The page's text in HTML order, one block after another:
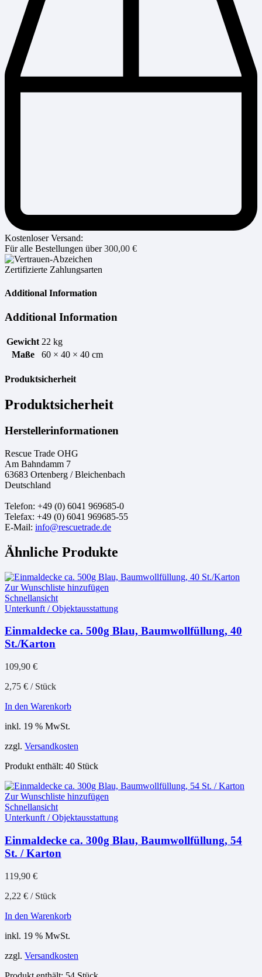
Kostenloser Versand:
Für alle Bestellungen über300,00 €
Zertifizierte Zahlungsarten
Additional Information
Additional Information
Gewicht 22 kg
Maße
60 × 40 × 40 cm
Produktsicherheit
Produktsicherheit
Herstellerinformationen
Rescue Trade OHG
Am Bahndamm 7
63683 Ortenberg / Bleichenbach
Deutschland
Telefon: +49 (0) 6041 969685-0
Telefax: +49 (0) 6041 969685-55
E-Mail: info@rescuetrade.de
Ähnliche Produkte
Zur Wunschliste hinzufügen
Schnellansicht
Unterkunft / Objektausstattung
Einmaldecke ca. 500g Blau, Baumwollfüllung, 40
St./Karton
109,90 €
2,75 € / Stück
In den Warenkorb
inkl. 19 % MwSt.
zzgl. Versandkosten
Produkt enthält: 40 Stück
Zur Wunschliste hinzufügen
Schnellansicht
Unterkunft / Objektausstattung
Einmaldecke ca. 300g Blau, Baumwollfüllung, 54
St. / Karton
119,90 €
2,22 € / Stück
In den Warenkorb
inkl. 19 % MwSt.
zzgl. Versandkosten